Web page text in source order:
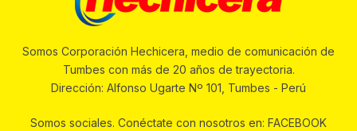
Somos Corporación Hechicera, medio de comunicación de
Tumbes con más de 20 años de trayectoria.
Dirección: Alfonso Ugarte Nº 101, Tumbes - Perú
Somos sociales. Conéctate con nosotros en: FACEBOOK